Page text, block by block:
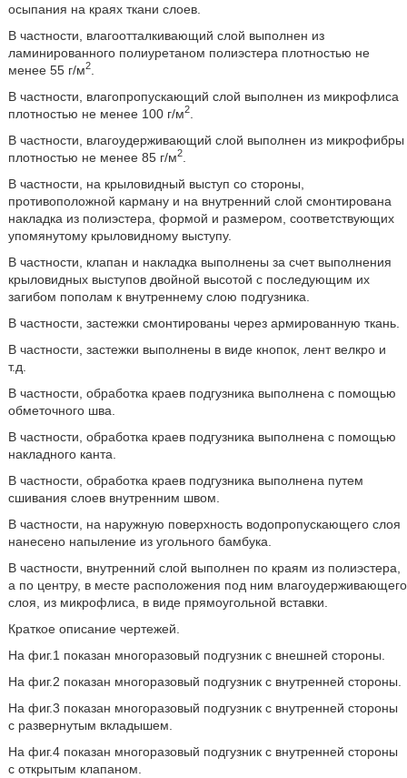
осыпания на краях ткани слоев.
В частности, влагоотталкивающий слой выполнен из
ламинированного полиуретаном полиэстера плотностью не
менее 55 г/м2.
В частности, влагопропускающий слой выполнен из микрофлиса
плотностью не менее 100 г/м2.
В частности, влагоудерживающий слой выполнен из микрофибры
плотностью не менее 85 г/м2.
В частности, на крыловидный выступ со стороны,
противоположной карману и на внутренний слой смонтирована
накладка из полиэстера, формой и размером, соответствующих
упомянутому крыловидному выступу.
В частности, клапан и накладка выполнены за счет выполнения
крыловидных выступов двойной высотой с последующим их
загибом пополам к внутреннему слою подгузника.
В частности, застежки смонтированы через армированную ткань.
В частности, застежки выполнены в виде кнопок, лент велкро и
т.д.
В частности, обработка краев подгузника выполнена с помощью
обметочного шва.
В частности, обработка краев подгузника выполнена с помощью
накладного канта.
В частности, обработка краев подгузника выполнена путем
сшивания слоев внутренним швом.
В частности, на наружную поверхность водопропускающего слоя
нанесено напыление из угольного бамбука.
В частности, внутренний слой выполнен по краям из полиэстера,
а по центру, в месте расположения под ним влагоудерживающего
слоя, из микрофлиса, в виде прямоугольной вставки.
Краткое описание чертежей.
На фиг.1 показан многоразовый подгузник с внешней стороны.
На фиг.2 показан многоразовый подгузник с внутренней стороны.
На фиг.3 показан многоразовый подгузник с внутренней стороны
с развернутым вкладышем.
На фиг.4 показан многоразовый подгузник с внутренней стороны
с открытым клапаном.